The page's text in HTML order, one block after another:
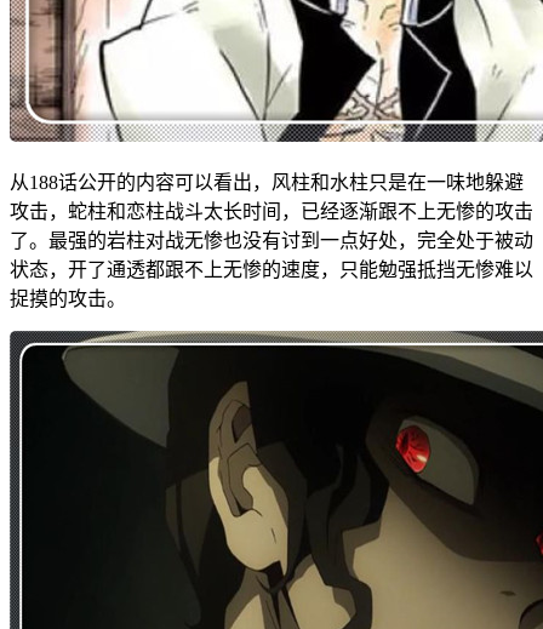
从188话公开的内容可以看出，风柱和水柱只是在一味地躲避
攻击，蛇柱和恋柱战斗太长时间，已经逐渐跟不上无惨的攻击
了。最强的岩柱对战无惨也没有讨到一点好处，完全处于被动
状态，开了通透都跟不上无惨的速度，只能勉强抵挡无惨难以
捉摸的攻击。